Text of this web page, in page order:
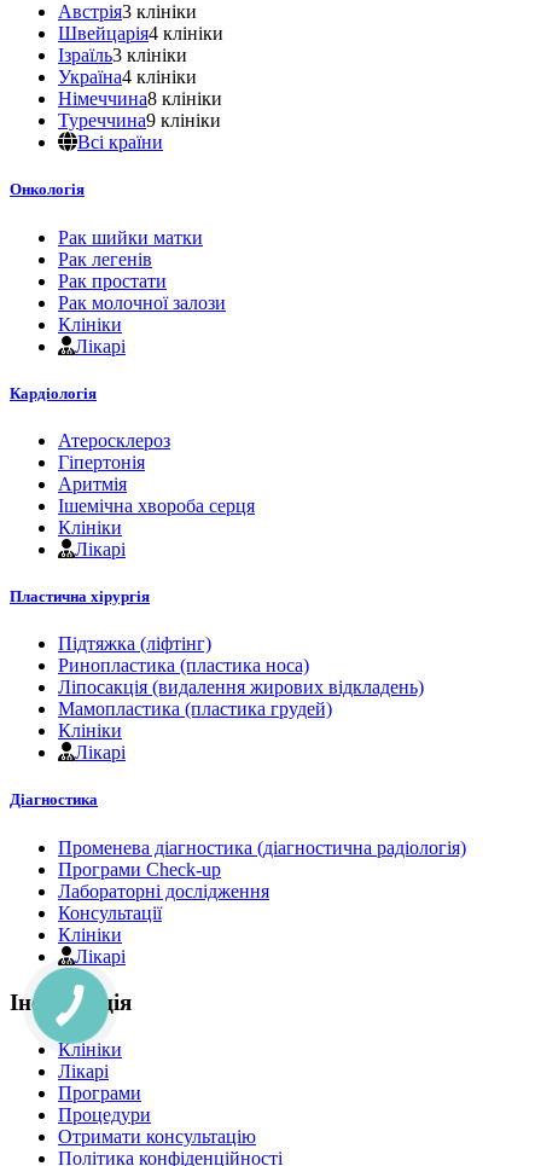
Австрія3 клініки
Швейцарія4 клініки
Ізраїль3 клініки
Україна4 клініки
Німеччина8 клініки
Туреччина9 клініки
Всі країни
Онкологія
Рак шийки матки
Рак легенів
Рак простати
Рак молочної залози
Клініки
Лікарі
Кардіологія
Атеросклероз
Гіпертонія
Аритмія
Ішемічна хвороба серця
Клініки
Лікарі
Пластична хірургія
Підтяжка (ліфтінг)
Ринопластика (пластика носа)
Ліпосакція (видалення жирових відкладень)
Мамопластика (пластика грудей)
Клініки
Лікарі
Діагностика
Променева діагностика (діагностична радіологія)
Програми Check-up
Лабораторні дослідження
Консультації
Клініки
Лікарі
Інформація
Клініки
Лікарі
Програми
Процедури
Отримати консультацію
Політика конфіденційності